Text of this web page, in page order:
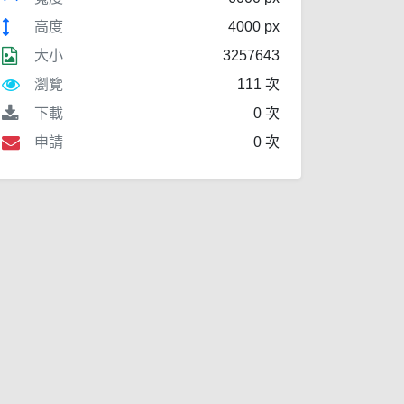
高度
4000 px
大小
3257643
瀏覽
111 次
下載
0 次
申請
0 次